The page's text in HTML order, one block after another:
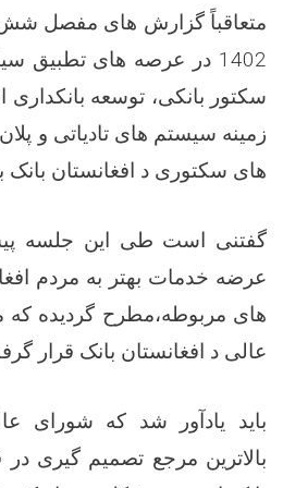
متعاقباً گزارش های مفصل
1402 در عرصه های تطبیق
سکتور بانکی، توسعه بانکداری
های سکتوری د افغانستان
گفتنی است طی این جلسه
عرضه خدمات بهتر به مردم
های مربوطه،مطرح گردیده
عالی د افغانستان بانک قرار
باید یادآور شد که شورای
بالاترین مرجع تصمیم گیری